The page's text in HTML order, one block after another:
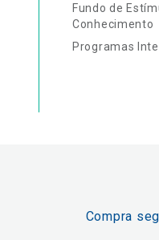
Fundo de
Conhecimento
Programas
Compra